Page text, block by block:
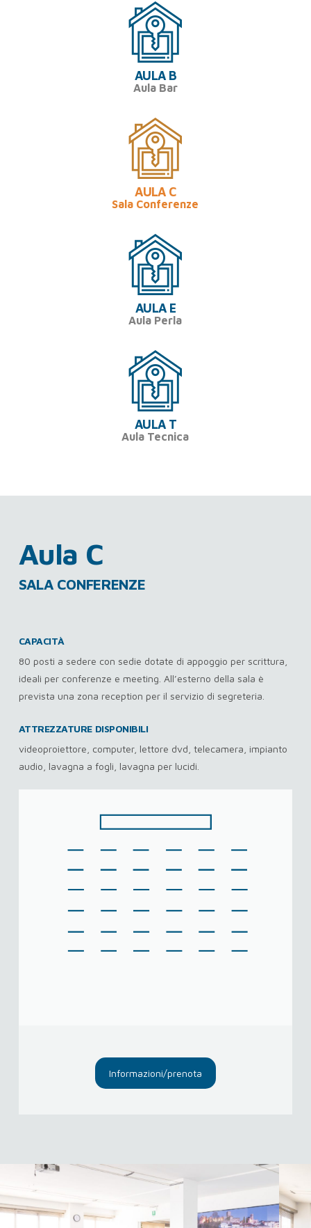
AULA B
Aula Bar
AULA C
Sala Conferenze
AULA E
Aula Perla
AULA T
Aula Tecnica
Aula C
SALA CONFERENZE
CAPACITÀ
80 posti a sedere con sedie dotate di appoggio per scrittura,
ideali per conferenze e meeting. All’esterno della sala è
prevista una zona reception per il servizio di segreteria.
ATTREZZATURE DISPONIBILI
videoproiettore, computer, lettore dvd, telecamera, impianto
audio, lavagna a fogli, lavagna per lucidi.
Informazioni/prenota